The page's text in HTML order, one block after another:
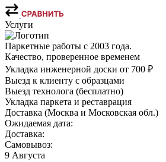
Услуги
Паркетные работы с 2003 года.
Качество, проверенное временем
Укладка инженерной доски от 700 ₽
Выезд к клиенту с образцами
Выезд технолога (бесплатно)
Укладка паркета и реставрация
Доставка (Москва и Московская обл.)
Ожидаемая дата:
Доставка:
Самовывоз:
9 Августа